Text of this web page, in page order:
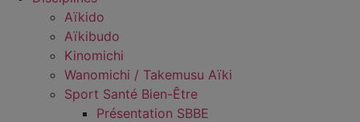
Aïkido
Aïkibudo
Kinomichi
Wanomichi / Takemusu Aïki
Sport Santé Bien-Être
Présentation SBBE